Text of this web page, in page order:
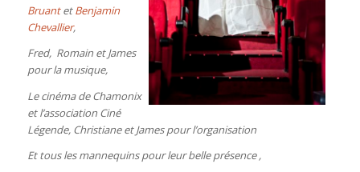
BruantetBenjamin
Chevallier,
Fred, Romain et James
pourla musique,
Le cinéma de Chamonix
et l’association Ciné
Légende, Christiane et James pour l’organisation
Et tous les mannequins pour leur belle présence ,